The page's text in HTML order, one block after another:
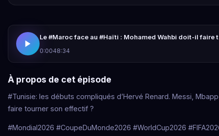
Le #Maroc face au #Haïti : Mohamed Wahbi doit-il
0:0048:34
À propos de cet épisode
#Tunisie: les débuts compliqués d’Hervé Renard. Messi,
faire tourner son effectif ?
#Mondial2026 #CoupeDuMonde2026 #WorldCup2026